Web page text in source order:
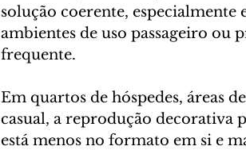
solução coerente,
ambientes de uso passageiro ou
frequente.
Em quartos de hóspedes, áreas
casual, a reprodução decorativa
está menos no formato em si e